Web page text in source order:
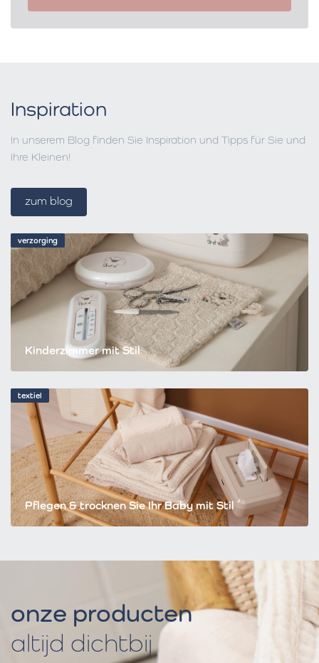
verzorging
Kinderzimmer mit Stil
textiel
Pflegen & trocknen Sie Ihr Baby mit Stil
Inspiration
In unserem Blog finden Sie Inspiration und Tipps für Sie und
Ihre Kleinen!
zum blog
onze producten
altijd dichtbij